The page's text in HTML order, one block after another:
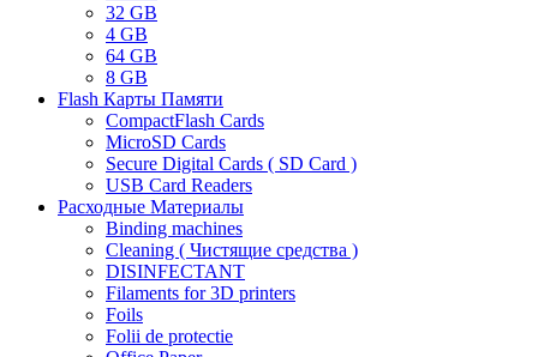
32 GB
4 GB
64 GB
8 GB
Flash Карты Памяти
CompactFlash Cards
MicroSD Cards
Secure Digital Cards ( SD Card )
USB Card Readers
Расходные Материалы
Binding machines
Cleaning ( Чистящие средства )
DISINFECTANT
Filaments for 3D printers
Foils
Folii de protectie